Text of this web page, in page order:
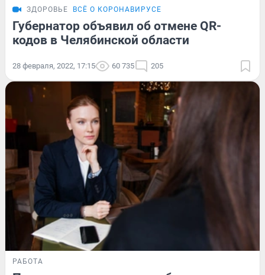
ЗДОРОВЬЕ ВСЁ О КОРОНАВИРУСЕ
Губернатор объявил об отмене QR-
кодов в Челябинской области
28 февраля, 2022, 17:15 60 735 205
РАБОТА